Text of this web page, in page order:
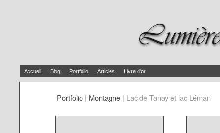
Accueil Blog Portfolio Articles Livre d'or
Portfolio | Montagne | Lac de Tanay et lac Léman